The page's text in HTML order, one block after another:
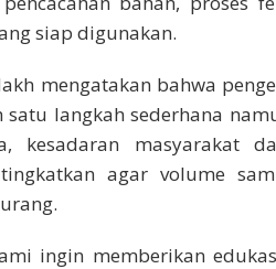
siap digunakan.
mengatakan bahwa
satu langkah sederhana
kesadaran masyarakat
agar volume
ingin memberikan